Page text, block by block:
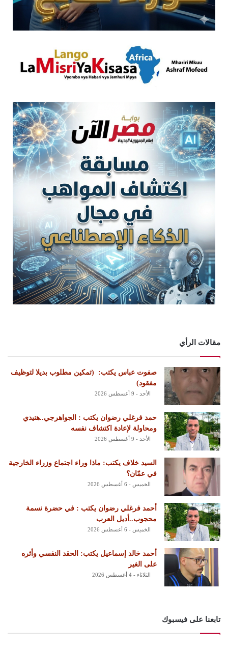
مقالات الرأي
‏صفوت عباس يكتب: ‏ ‏(تمكين مطلوب بديلا لتوظيف
مفقود)
الأحد - 9 أغسطس 2026
حمد فرغلي رضوان يكتب : الجواهرجي..هنيدي
ومحاولة لإعادة اكتشاف نفسه
الأحد - 9 أغسطس 2026
السيد خلاف يكتب: ماذا وراء اجتماع وزراء الخارجية
في عمّان؟
الخميس - 6 أغسطس 2026
أحمد فرغلي رضوان يكتب : في حضرة نسمة
محجوب..أديل العرب
الخميس - 6 أغسطس 2026
أحمد خالد إسماعيل يكتب: الحقد النفسي وأثره
على الغير
الثلاثاء - 4 أغسطس 2026
تابعنا على فيسبوك